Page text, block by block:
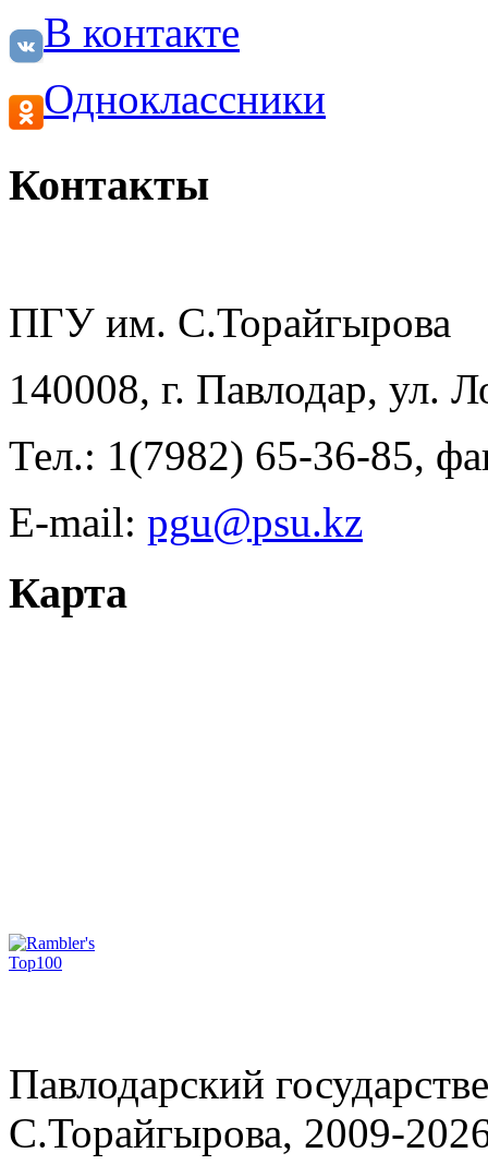
В контакте
Одноклассники
Контакты
ПГУ им. С.Торайгырова
140008, г. Павлодар, ул.
Тел.: 1(7982) 65-36-85,
E-mail:
Карта
Павлодарский
С.Торайгырова, 2009-